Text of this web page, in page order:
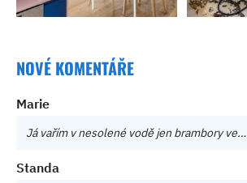
NOVÉ KOMENTÁŘE
Marie
Já vařím v nesolené vodě jen brambory ve…
Standa